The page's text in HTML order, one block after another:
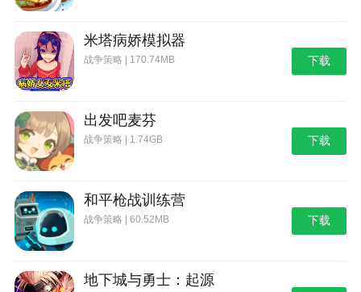
米塔病娇模拟器
战争策略 | 170.74MB 下载
出发吧麦芬
战争策略 | 1.74GB 下载
和平枪战训练营
战争策略 | 60.52MB 下载
地下城与勇士：起源